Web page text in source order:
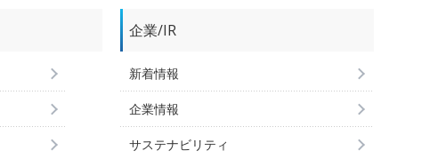
企業/IR
新着情報
企業情報
サステナビリティ